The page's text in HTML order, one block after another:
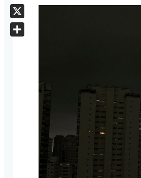
Email
X